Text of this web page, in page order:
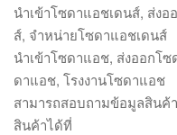
นำเข้าโซดาแอชเดนส์, ส่ง
ส์, จำหน่ายโซดาแอชเดนส์
นำเข้าโซดาแอช, ส่งออกโ
ดาแอช, โรงงานโซดาแอช
สามารถสอบถามข้อมูลสินค้
สินค้าได้ที่